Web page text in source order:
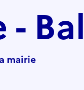
-
mairie